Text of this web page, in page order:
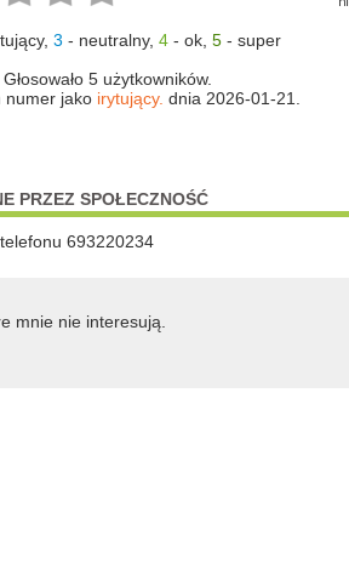
, 3 - neutralny, 4- ok, 5- super
Głosowało 5 użytkowników.
numer jako irytujący. dnia 2026-01-21.
PRZEZ SPOŁECZNOŚĆ
693220234
mnie nie interesują.